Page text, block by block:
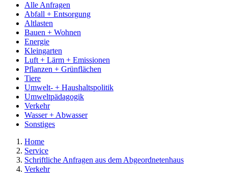
Alle Anfragen
Abfall + Entsorgung
Altlasten
Bauen + Wohnen
Energie
Kleingarten
Luft + Lärm + Emissionen
Pflanzen + Grünflächen
Tiere
Umwelt- + Haushaltspolitik
Umweltpädagogik
Verkehr
Wasser + Abwasser
Sonstiges
Home
Service
Schriftliche Anfragen aus dem Abgeordnetenhaus
Verkehr